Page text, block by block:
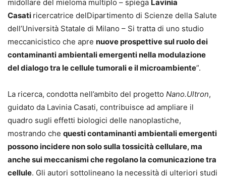
midollare del mieloma multiplo – spiega Lavinia
Casati ricercatrice delDipartimento di Scienze della Salute
dell’Università Statale di Milano – Si tratta di uno studio
meccanicistico che apre nuove prospettive sul ruolo dei
contaminanti ambientali emergenti nella modulazione
del dialogo tra le cellule tumorali e il microambiente”.
La ricerca, condotta nell’ambito del progetto Nano.Ultron,
guidato da Lavinia Casati, contribuisce ad ampliare il
quadro sugli effetti biologici delle nanoplastiche,
mostrando che questi contaminanti ambientali emergenti
possono incidere non solo sulla tossicità cellulare, ma
anche sui meccanismi che regolano la comunicazione tra
cellule. Gli autori sottolineano la necessità di ulteriori studi